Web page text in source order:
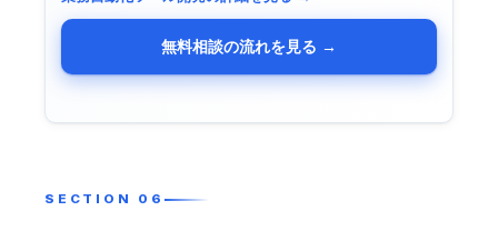
無料相談の流れを見る →